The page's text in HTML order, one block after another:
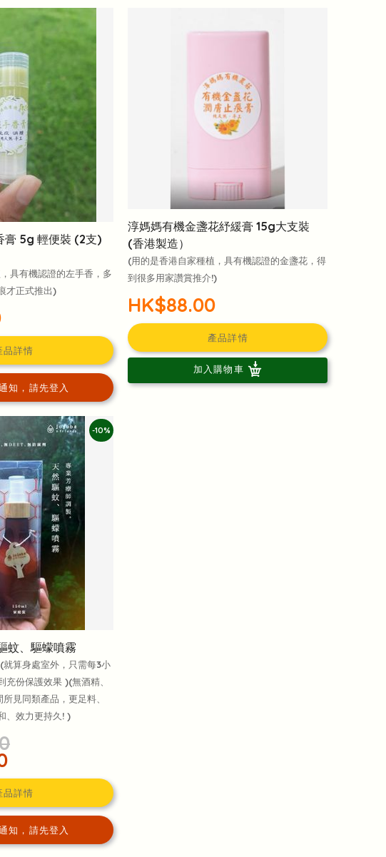
膏 5g 輕便裝 (2支)
具有機認證的左手香，多
才正式推出)
品詳情
知，請先登入
淳媽媽有機金盞花紓緩膏 15g大支裝
(香港製造）
(用的是香港自家種植，具有機認證的金盞花，得
到很多用家讚賞推介!)
HK$88.00
產品詳情
加入購物車
-10%
蚊、驅蠓噴霧
算身處室外，只需每3小
充份保護效果 )(無酒精、
見同類產品，更足料、
、效力更持久! )
品詳情
知，請先登入